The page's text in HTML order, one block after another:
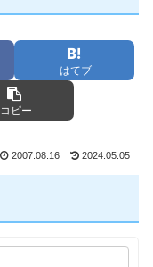
はてブ
コピー
2007.08.16 2024.05.05